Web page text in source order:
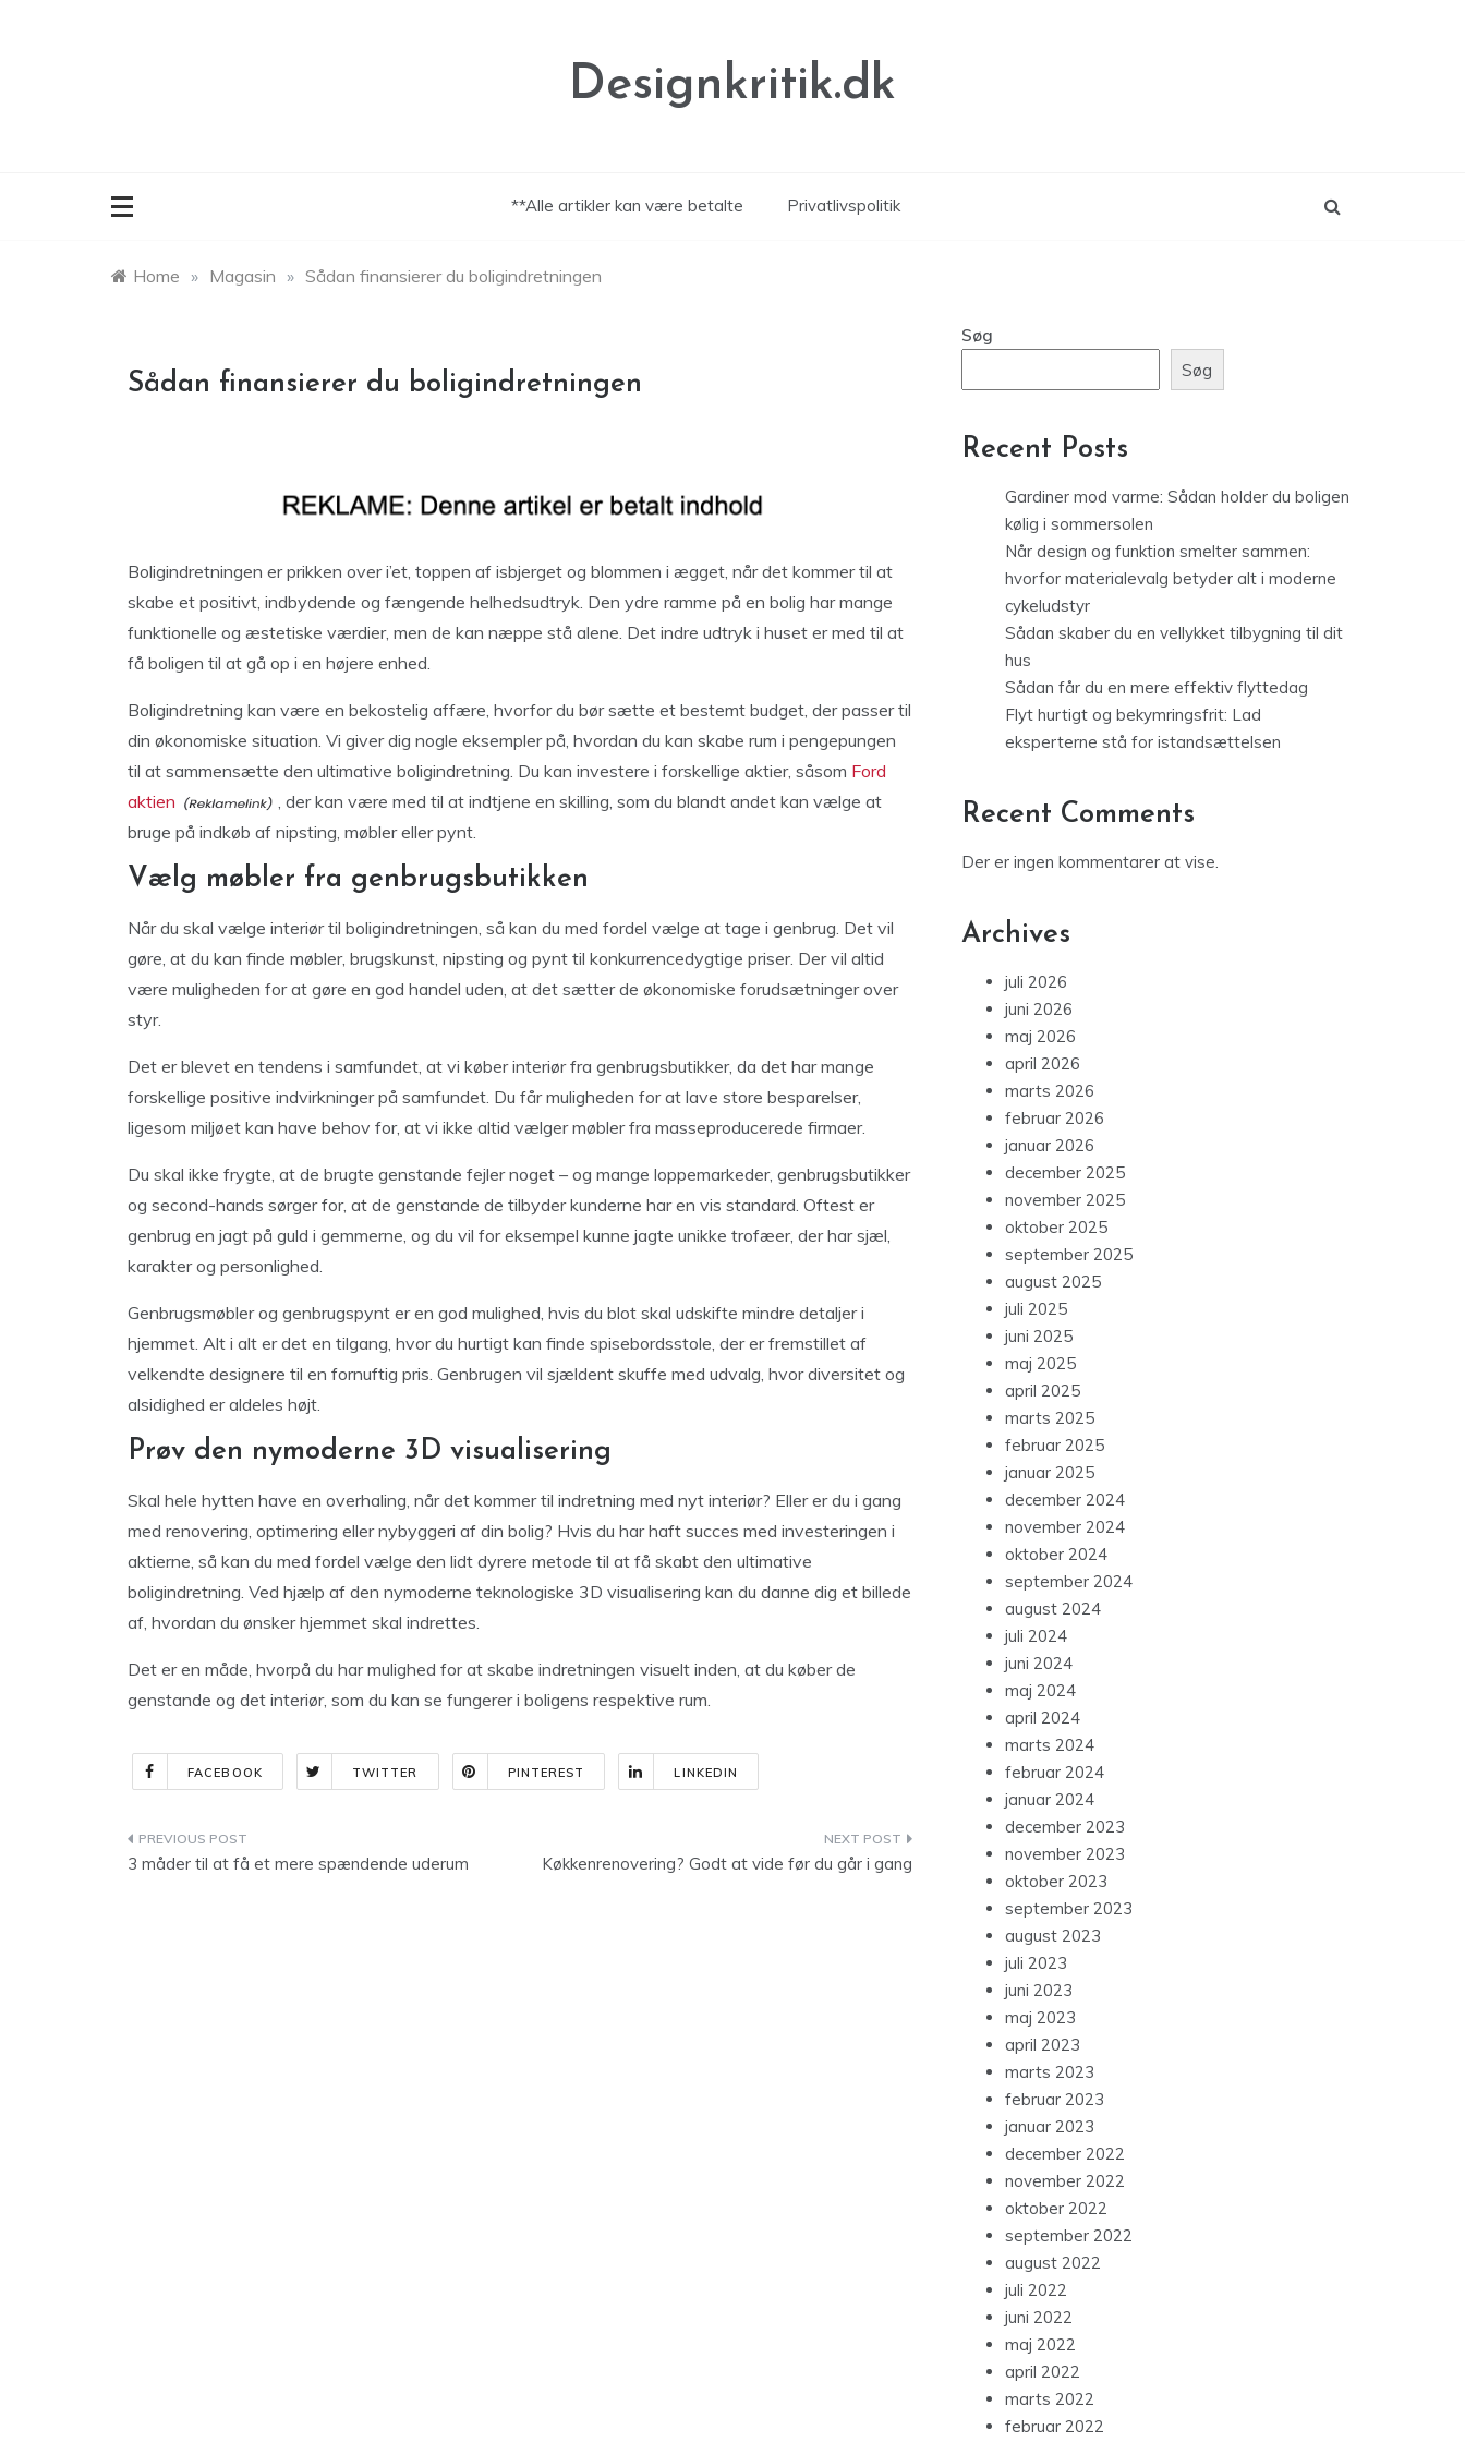
Designkritik.dk
**Alle artikler kan være betalte Privatlivspolitik
Home » Magasin » Sådan finansierer du boligindretningen
Sådan finansierer du boligindretningen
Boligindretningen er prikken over i’et, toppen af isbjerget og blommen i ægget, når det kommer til at
skabe et positivt, indbydende og fængende helhedsudtryk. Den ydre ramme på en bolig har mange
funktionelle og æstetiske værdier, men de kan næppe stå alene. Det indre udtryk i huset er med til at
få boligen til at gå op i en højere enhed.
Boligindretning kan være en bekostelig affære, hvorfor du bør sætte et bestemt budget, der passer til
din økonomiske situation. Vi giver dig nogle eksempler på, hvordan du kan skabe rum i pengepungen
til at sammensætte den ultimative boligindretning. Du kan investere i forskellige aktier, såsom Ford
aktien
, der kan være med til at indtjene en skilling, som du blandt andet kan vælge at
bruge på indkøb af nipsting, møbler eller pynt.
Vælg møbler fra genbrugsbutikken
Når du skal vælge interiør til boligindretningen, så kan du med fordel vælge at tage i genbrug. Det vil
gøre, at du kan finde møbler, brugskunst, nipsting og pynt til konkurrencedygtige priser. Der vil altid
være muligheden for at gøre en god handel uden, at det sætter de økonomiske forudsætninger over
styr.
Det er blevet en tendens i samfundet, at vi køber interiør fra genbrugsbutikker, da det har mange
forskellige positive indvirkninger på samfundet. Du får muligheden for at lave store besparelser,
ligesom miljøet kan have behov for, at vi ikke altid vælger møbler fra masseproducerede firmaer.
Du skal ikke frygte, at de brugte genstande fejler noget – og mange loppemarkeder, genbrugsbutikker
og second-hands sørger for, at de genstande de tilbyder kunderne har en vis standard. Oftest er
genbrug en jagt på guld i gemmerne, og du vil for eksempel kunne jagte unikke trofæer, der har sjæl,
karakter og personlighed.
Genbrugsmøbler og genbrugspynt er en god mulighed, hvis du blot skal udskifte mindre detaljer i
hjemmet. Alt i alt er det en tilgang, hvor du hurtigt kan finde spisebordsstole, der er fremstillet af
velkendte designere til en fornuftig pris. Genbrugen vil sjældent skuffe med udvalg, hvor diversitet og
alsidighed er aldeles højt.
Prøv den nymoderne 3D visualisering
Skal hele hytten have en overhaling, når det kommer til indretning med nyt interiør? Eller er du i gang
med renovering, optimering eller nybyggeri af din bolig? Hvis du har haft succes med investeringen i
aktierne, så kan du med fordel vælge den lidt dyrere metode til at få skabt den ultimative
boligindretning. Ved hjælp af den nymoderne teknologiske 3D visualisering kan du danne dig et billede
af, hvordan du ønsker hjemmet skal indrettes.
Det er en måde, hvorpå du har mulighed for at skabe indretningen visuelt inden, at du køber de
genstande og det interiør, som du kan se fungerer i boligens respektive rum.
FACEBOOK TWITTER PINTEREST LINKEDIN
Indlægsnavigation
3 måder til at få et mere spændende uderum Køkkenrenovering? Godt at vide før du går i gang
Søg
Søg
Recent Posts
Gardiner mod varme: Sådan holder du boligen
kølig i sommersolen
Når design og funktion smelter sammen:
hvorfor materialevalg betyder alt i moderne
cykeludstyr
Sådan skaber du en vellykket tilbygning til dit
hus
Sådan får du en mere effektiv flyttedag
Flyt hurtigt og bekymringsfrit: Lad
eksperterne stå for istandsættelsen
Recent Comments
Der er ingen kommentarer at vise.
Archives
juli 2026
juni 2026
maj 2026
april 2026
marts 2026
februar 2026
januar 2026
december 2025
november 2025
oktober 2025
september 2025
august 2025
juli 2025
juni 2025
maj 2025
april 2025
marts 2025
februar 2025
januar 2025
december 2024
november 2024
oktober 2024
september 2024
august 2024
juli 2024
juni 2024
maj 2024
april 2024
marts 2024
februar 2024
januar 2024
december 2023
november 2023
oktober 2023
september 2023
august 2023
juli 2023
juni 2023
maj 2023
april 2023
marts 2023
februar 2023
januar 2023
december 2022
november 2022
oktober 2022
september 2022
august 2022
juli 2022
juni 2022
maj 2022
april 2022
marts 2022
februar 2022